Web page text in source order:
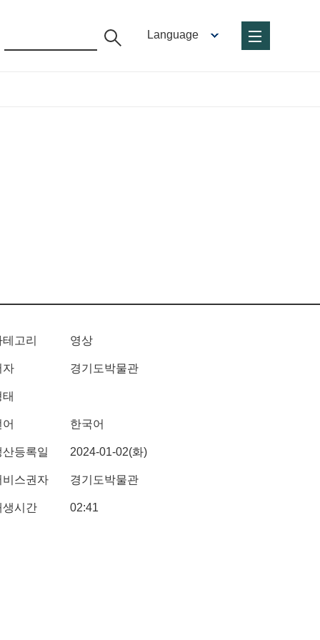
Language
테고리 영상
자 경기도박물관
태
어 한국어
산등록일 2024-01-02(화)
비스권자 경기도박물관
생시간 02:41